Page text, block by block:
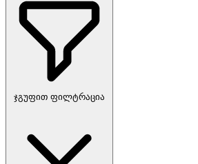
ჯგუფით ფილტრაცია